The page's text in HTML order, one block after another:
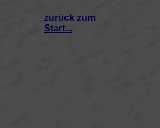
zurück zum
Start...